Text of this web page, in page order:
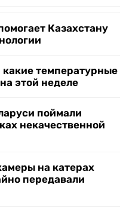
Казахстану
температурные
этой неделе
поймали
некачественной
на катерах
передавали